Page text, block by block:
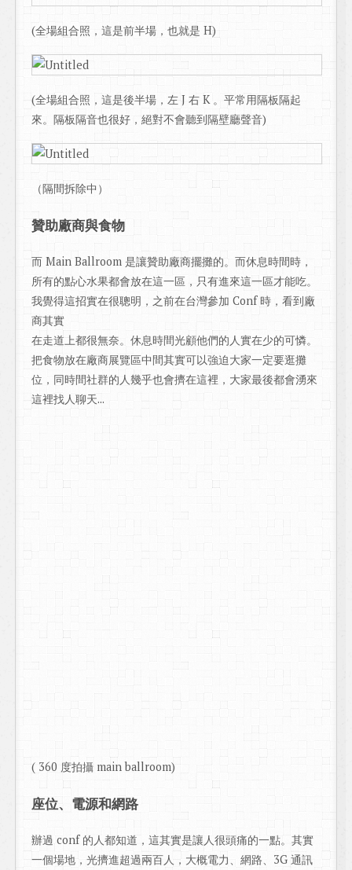
(全場組合照，這是前半場，也就是 H)
(全場組合照，這是後半場，左 J 右 K 。平常用隔板隔起
來。隔板隔音也很好，絕對不會聽到隔壁廳聲音)
（隔間拆除中）
贊助廠商與食物
而 Main Ballroom 是讓贊助廠商擺攤的。而休息時間時，
所有的點心水果都會放在這一區，只有進來這一區才能吃。
我覺得這招實在很聰明，之前在台灣參加 Conf 時，看到廠
商其實
在走道上都很無奈。休息時間光顧他們的人實在少的可憐。
把食物放在廠商展覽區中間其實可以強迫大家一定要逛攤
位，同時間社群的人幾乎也會擠在這裡，大家最後都會湧來
這裡找人聊天...
( 360 度拍攝 main ballroom)
座位、電源和網路
辦過 conf 的人都知道，這其實是讓人很頭痛的一點。其實
一個場地，光擠進超過兩百人，大概電力、網路、3G 通訊